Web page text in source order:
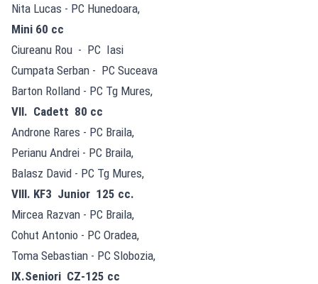
Nita Lucas - PC Hunedoara,
Mini 60 cc
Ciureanu Rou - PC Iasi
Cumpata Serban - PC Suceava
Barton Rolland - PC Tg Mures,
VII. Cadett 80 cc
Androne Rares - PC Braila,
Perianu Andrei - PC Braila,
Balasz David - PC Tg Mures,
VIII. KF3 Junior 125 cc.
Mircea Razvan - PC Braila,
Cohut Antonio - PC Oradea,
Toma Sebastian - PC Slobozia,
IX.Seniori CZ-125 cc